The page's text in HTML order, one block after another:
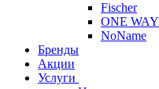
Fischer
ONE WAY
NoName
Бренды
Акции
Услуги